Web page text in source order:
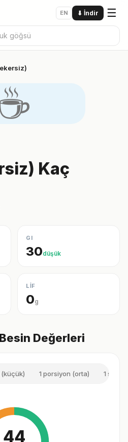
EN ⬇ İndir ☰
Kaç
GI
30düşük
LİF
0g
Değerleri
(küçük) 1 porsiyon (orta) 1 su
44